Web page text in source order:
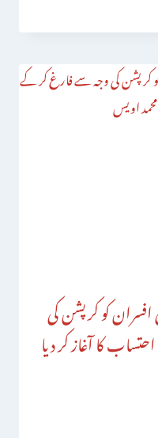
کو کرپشن کی
کا آغاز کر دیا